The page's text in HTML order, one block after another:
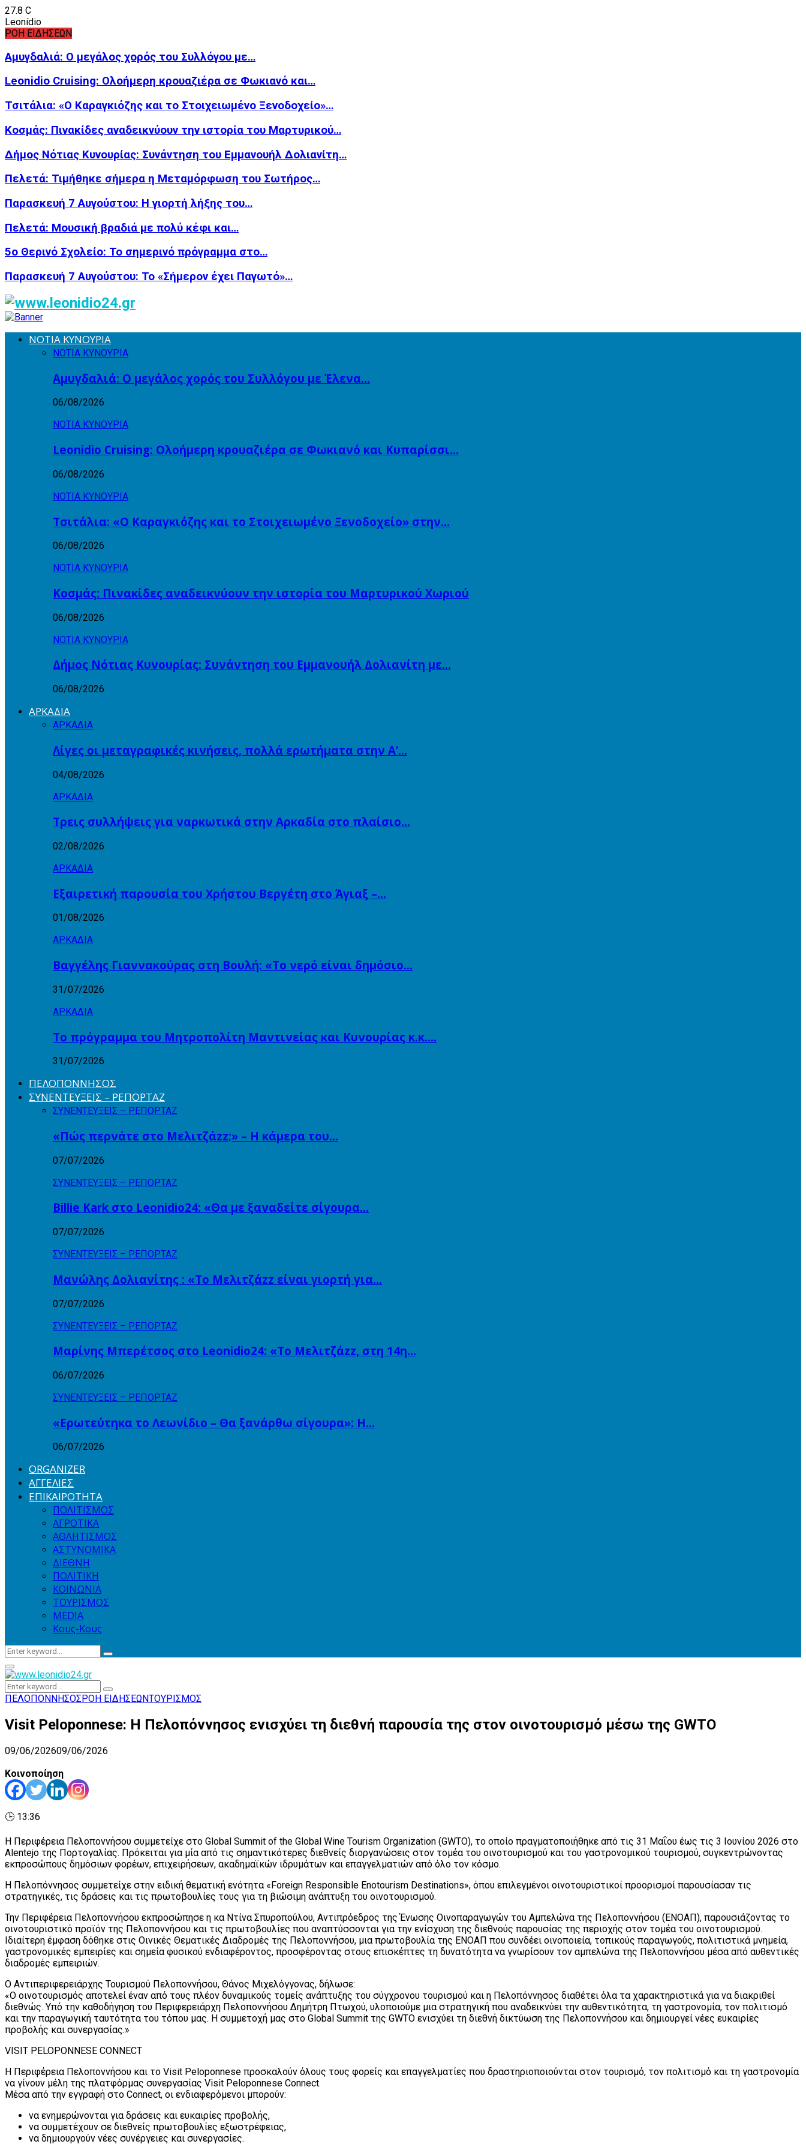
27.8 C
Leonídio
ΡΟΗ ΕΙΔΗΣΕΩΝ
Αμυγδαλιά: Ο μεγάλος χορός του Συλλόγου με…
Leonidio Cruising: Ολοήμερη κρουαζιέρα σε Φωκιανό και…
Τσιτάλια: «Ο Καραγκιόζης και το Στοιχειωμένο Ξενοδοχείο»…
Κοσμάς: Πινακίδες αναδεικνύουν την ιστορία του Μαρτυρικού…
Δήμος Νότιας Κυνουρίας: Συνάντηση του Εμμανουήλ Δολιανίτη…
Πελετά: Τιμήθηκε σήμερα η Μεταμόρφωση του Σωτήρος…
Παρασκευή 7 Αυγούστου: Η γιορτή λήξης του…
Πελετά: Μουσική βραδιά με πολύ κέφι και…
5ο Θερινό Σχολείο: Το σημερινό πρόγραμμα στο…
Παρασκευή 7 Αυγούστου: Το «Σήμερον έχει Παγωτό»…
ΝΟΤΙΑ ΚΥΝΟΥΡΙΑ
ΝΟΤΙΑ ΚΥΝΟΥΡΙΑ
Αμυγδαλιά: Ο μεγάλος χορός του Συλλόγου με Έλενα…
06/08/2026
ΝΟΤΙΑ ΚΥΝΟΥΡΙΑ
Leonidio Cruising: Ολοήμερη κρουαζιέρα σε Φωκιανό και Κυπαρίσσι…
06/08/2026
ΝΟΤΙΑ ΚΥΝΟΥΡΙΑ
Τσιτάλια: «Ο Καραγκιόζης και το Στοιχειωμένο Ξενοδοχείο» στην…
06/08/2026
ΝΟΤΙΑ ΚΥΝΟΥΡΙΑ
Κοσμάς: Πινακίδες αναδεικνύουν την ιστορία του Μαρτυρικού Χωριού
06/08/2026
ΝΟΤΙΑ ΚΥΝΟΥΡΙΑ
Δήμος Νότιας Κυνουρίας: Συνάντηση του Εμμανουήλ Δολιανίτη με…
06/08/2026
ΑΡΚΑΔΙΑ
ΑΡΚΑΔΙΑ
Λίγες οι μεταγραφικές κινήσεις, πολλά ερωτήματα στην Α’…
04/08/2026
ΑΡΚΑΔΙΑ
Τρεις συλλήψεις για ναρκωτικά στην Αρκαδία στο πλαίσιο…
02/08/2026
ΑΡΚΑΔΙΑ
Εξαιρετική παρουσία του Χρήστου Βεργέτη στο Άγιαξ –…
01/08/2026
ΑΡΚΑΔΙΑ
Βαγγέλης Γιαννακούρας στη Βουλή: «Το νερό είναι δημόσιο…
31/07/2026
ΑΡΚΑΔΙΑ
Το πρόγραμμα του Μητροπολίτη Μαντινείας και Κυνουρίας κ.κ….
31/07/2026
ΠΕΛΟΠΟΝΝΗΣΟΣ
ΣΥΝΕΝΤΕΥΞΕΙΣ – ΡΕΠΟΡΤΑΖ
ΣΥΝΕΝΤΕΥΞΕΙΣ – ΡΕΠΟΡΤΑΖ
«Πώς περνάτε στο Μελιτζάzz;» – Η κάμερα του…
07/07/2026
ΣΥΝΕΝΤΕΥΞΕΙΣ – ΡΕΠΟΡΤΑΖ
Billie Kark στο Leonidio24: «Θα με ξαναδείτε σίγουρα…
07/07/2026
ΣΥΝΕΝΤΕΥΞΕΙΣ – ΡΕΠΟΡΤΑΖ
Μανώλης Δολιανίτης : «Το Μελιτζάzz είναι γιορτή για…
07/07/2026
ΣΥΝΕΝΤΕΥΞΕΙΣ – ΡΕΠΟΡΤΑΖ
Μαρίνης Μπερέτσος στο Leonidio24: «Το Μελιτζάzz, στη 14η…
06/07/2026
ΣΥΝΕΝΤΕΥΞΕΙΣ – ΡΕΠΟΡΤΑΖ
«Ερωτεύτηκα το Λεωνίδιο – Θα ξανάρθω σίγουρα»: Η…
06/07/2026
ORGANIZER
ΑΓΓΕΛΙΕΣ
ΕΠΙΚΑΙΡΟΤΗΤΑ
ΠΟΛΙΤΙΣΜΟΣ
ΑΓΡΟΤΙΚΑ
ΑΘΛΗΤΙΣΜΟΣ
ΑΣΤΥΝΟΜΙΚΑ
ΔΙΕΘΝΗ
ΠΟΛΙΤΙΚΗ
ΚΟΙΝΩΝΙΑ
ΤΟΥΡΙΣΜΟΣ
MEDIA
Κους-Κους
Search
Search
Primary
Menu
Search
for:
Search
ΠΕΛΟΠΟΝΝΗΣΟΣ ΡΟΗ ΕΙΔΗΣΕΩΝΤΟΥΡΙΣΜΟΣ
Visit Peloponnese: Η Πελοπόννησος ενισχύει τη διεθνή παρουσία της στον οινοτουρισμό μέσω της GWTO
09/06/202609/06/2026
Κοινοποίηση
🕒 13:36
Η Περιφέρεια Πελοποννήσου συμμετείχε στο Global Summit of the Global Wine Tourism Organization (GWTO), το οποίο πραγματοποιήθηκε από τις 31 Μαΐου έως τις 3 Ιουνίου 2026 στο
Alentejo της Πορτογαλίας. Πρόκειται για μία από τις σημαντικότερες διεθνείς διοργανώσεις στον τομέα του οινοτουρισμού και του γαστρονομικού τουρισμού, συγκεντρώνοντας
εκπροσώπους δημόσιων φορέων, επιχειρήσεων, ακαδημαϊκών ιδρυμάτων και επαγγελματιών από όλο τον κόσμο.
Η Πελοπόννησος συμμετείχε στην ειδική θεματική ενότητα «Foreign Responsible Enotourism Destinations», όπου επιλεγμένοι οινοτουριστικοί προορισμοί παρουσίασαν τις
στρατηγικές, τις δράσεις και τις πρωτοβουλίες τους για τη βιώσιμη ανάπτυξη του οινοτουρισμού.
Την Περιφέρεια Πελοποννήσου εκπροσώπησε η κα Ντίνα Σπυροπούλου, Αντιπρόεδρος της Ένωσης Οινοπαραγωγών του Αμπελώνα της Πελοποννήσου (ΕΝΟΑΠ), παρουσιάζοντας το
οινοτουριστικό προϊόν της Πελοποννήσου και τις πρωτοβουλίες που αναπτύσσονται για την ενίσχυση της διεθνούς παρουσίας της περιοχής στον τομέα του οινοτουρισμού.
Ιδιαίτερη έμφαση δόθηκε στις Οινικές Θεματικές Διαδρομές της Πελοποννήσου, μια πρωτοβουλία της ΕΝΟΑΠ που συνδέει οινοποιεία, τοπικούς παραγωγούς, πολιτιστικά μνημεία,
γαστρονομικές εμπειρίες και σημεία φυσικού ενδιαφέροντος, προσφέροντας στους επισκέπτες τη δυνατότητα να γνωρίσουν τον αμπελώνα της Πελοποννήσου μέσα από αυθεντικές
διαδρομές εμπειριών.
Ο Αντιπεριφερειάρχης Τουρισμού Πελοποννήσου, Θάνος Μιχελόγγονας, δήλωσε:
«Ο οινοτουρισμός αποτελεί έναν από τους πλέον δυναμικούς τομείς ανάπτυξης του σύγχρονου τουρισμού και η Πελοπόννησος διαθέτει όλα τα χαρακτηριστικά για να διακριθεί
διεθνώς. Υπό την καθοδήγηση του Περιφερειάρχη Πελοποννήσου Δημήτρη Πτωχού, υλοποιούμε μια στρατηγική που αναδεικνύει την αυθεντικότητα, τη γαστρονομία, τον πολιτισμό
και την παραγωγική ταυτότητα του τόπου μας. Η συμμετοχή μας στο Global Summit της GWTO ενισχύει τη διεθνή δικτύωση της Πελοποννήσου και δημιουργεί νέες ευκαιρίες
προβολής και συνεργασίας.»
VISIT PELOPONNESE CONNECT
Η Περιφέρεια Πελοποννήσου και το Visit Peloponnese προσκαλούν όλους τους φορείς και επαγγελματίες που δραστηριοποιούνται στον τουρισμό, τον πολιτισμό και τη γαστρονομία
να γίνουν μέλη της πλατφόρμας συνεργασίας Visit Peloponnese Connect.
Μέσα από την εγγραφή στο Connect, οι ενδιαφερόμενοι μπορούν:
να ενημερώνονται για δράσεις και ευκαιρίες προβολής,
να συμμετέχουν σε διεθνείς πρωτοβουλίες εξωστρέφειας,
να δημιουργούν νέες συνέργειες και συνεργασίες.